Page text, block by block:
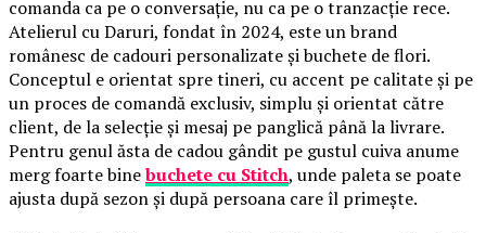
comanda ca pe o conversație, nu ca pe o tranzacție rece.
Atelierul cu Daruri, fondat în 2024, este un brand
românesc de cadouri personalizate și buchete de flori.
Conceptul e orientat spre tineri, cu accent pe calitate și pe
un proces de comandă exclusiv, simplu și orientat către
client, de la selecție și mesaj pe panglică până la livrare.
Pentru genul ăsta de cadou gândit pe gustul cuiva anume
merg foarte binebuchete cu Stitch, unde paleta se poate
ajusta după sezon și după persoana care îl primește.